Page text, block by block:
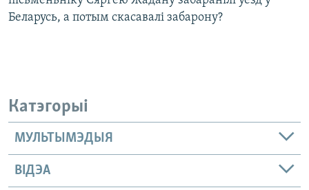
Беларусь, а потым скасавалі забарону?
Катэгорыі
МУЛЬТЫМЭДЫЯ
ВІДЭА